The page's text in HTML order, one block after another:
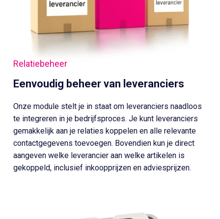
Eenvoudig beheer van leveranciers
Relatiebeheer
Onze module stelt je in staat om leveranciers naadloos
te integreren in je bedrijfsproces. Je kunt leveranciers
gemakkelijk aan je relaties koppelen en alle relevante
contactgegevens toevoegen. Bovendien kun je direct
aangeven welke leverancier aan welke artikelen is
gekoppeld, inclusief inkoopprijzen en adviesprijzen.